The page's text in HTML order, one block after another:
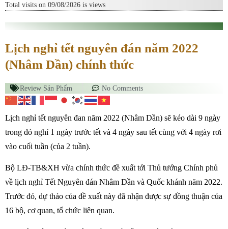
Total visits on 09/08/2026 is views
Lịch nghỉ tết nguyên đán năm 2022
(Nhâm Dần) chính thức
Review Sản Phẩm No Comments
Lịch nghỉ tết nguyên đan năm 2022 (Nhâm Dần) sẽ kéo dài 9 ngày
trong đó nghỉ 1 ngày trước tết và 4 ngày sau tết cùng với 4 ngày rơi
vào cuối tuần (của 2 tuần).
Bộ LĐ-TB&XH vừa chính thức đề xuất tới Thủ tướng Chính phủ
về lịch nghỉ Tết Nguyên đán Nhâm Dần và Quốc khánh năm 2022.
Trước đó, dự thảo của đề xuất này đã nhận được sự đồng thuận của
16 bộ, cơ quan, tổ chức liên quan.